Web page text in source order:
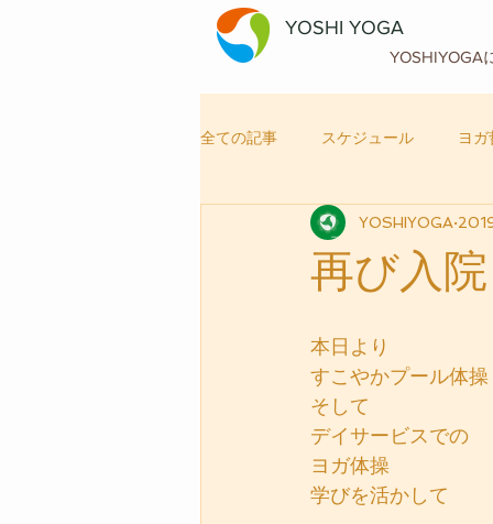
YOSHI YOGA
YOSHIYOGA
全ての記事 スケジュール ヨガ
自律神経メンテナンス ヨガ
再び入院
YOSHIYOGA
本日より
すこやかプール体操
そして
デイサービスでの
ヨガ体操
学びを活かして